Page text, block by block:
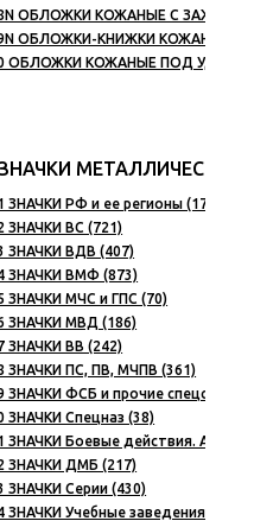
ОБЛОЖКИ КОЖАНЫЕ С
ОБЛОЖКИ-КНИЖКИ КОЖАНЫЕ
ОБЛОЖКИ КОЖАНЫЕ ПОД УДОСТ.
МЕТАЛЛИЧЕСКИЕ
ЗНАЧКИ РФ и ее регионы (173)
ЗНАЧКИ ВС (721)
ЗНАЧКИ ВДВ (407)
ЗНАЧКИ ВМФ (873)
ЗНАЧКИ МЧС и ГПС (70)
ЗНАЧКИ МВД (186)
ЗНАЧКИ ВВ (242)
ЗНАЧКИ ПС, ПВ, МЧПВ (361)
ЗНАЧКИ ФСБ и прочие спецслужбы
ЗНАЧКИ Спецназ (38)
ЗНАЧКИ Боевые действия.
ЗНАЧКИ ДМБ (217)
ЗНАЧКИ Серии (430)
ЗНАЧКИ Учебные заведения (601)